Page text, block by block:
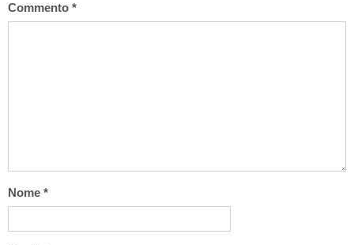
Commento *
Nome *